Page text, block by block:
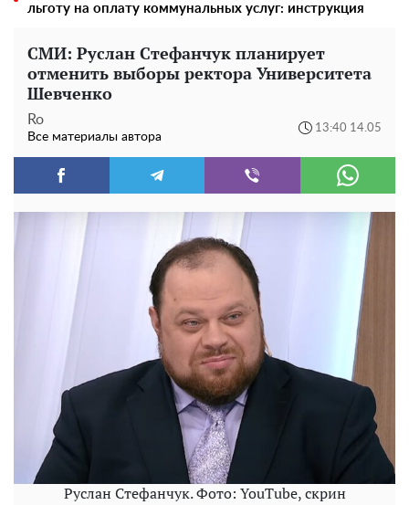
льготу на оплату коммунальных услуг: инструкция
СМИ: Руслан Стефанчук планирует
отменить выборы ректора Университета
Шевченко
Ro
Все материалы автора
13:40 14.05
Руслан Стефанчук. Фото: YouTube, скрин